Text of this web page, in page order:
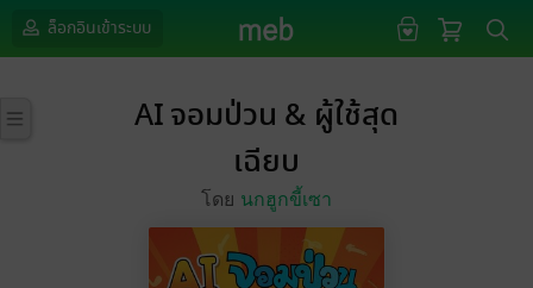
ล็อกอินเข้าระบบ
AI จอมป่วน & ผู้ใช้สุด
เฉียบ
โดย นกฮูกขี้เซา